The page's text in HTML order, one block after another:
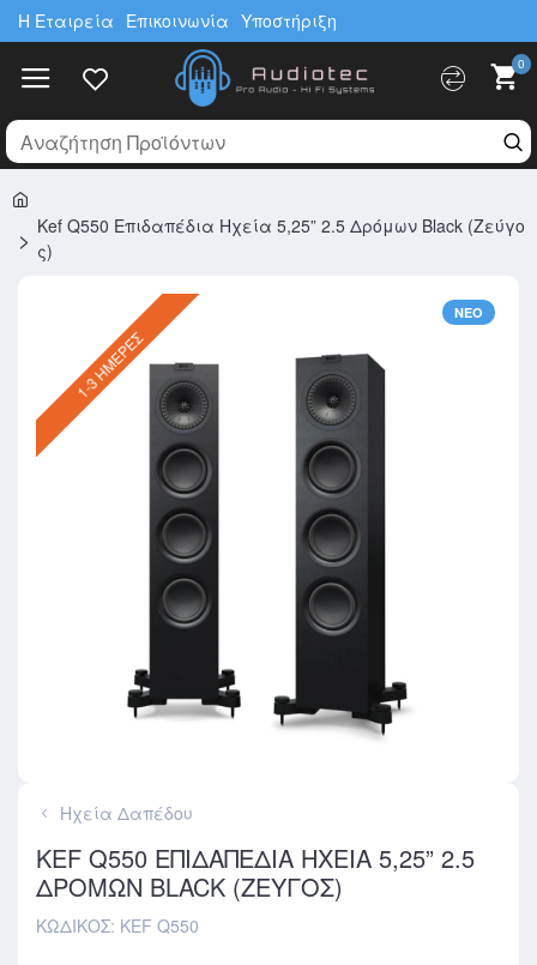
Η Εταιρεία Επικοινωνία Υποστήριξη
0
Kef Q550 Επιδαπέδια Ηχεία 5,25” 2.5 Δρόμων Black (Ζεύγο
ς)
ΝΈΟ
1-3 ΗΜΈΡΕΣ
Ηχεία Δαπέδου
KEF Q550 ΕΠΙΔΑΠΈΔΙΑ ΗΧΕΊΑ 5,25” 2.5
ΔΡΌΜΩΝ BLACK (ΖΕΎΓΟΣ)
ΚΩΔΙΚΌΣ: KEF Q550